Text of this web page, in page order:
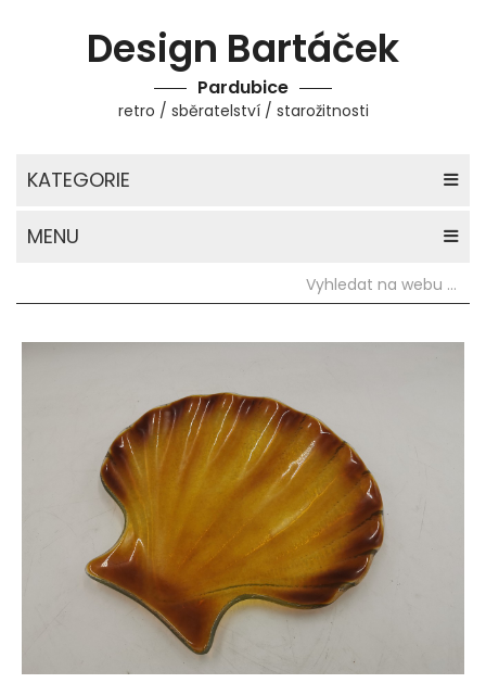
Design Bartáček
Pardubice
retro / sběratelství / starožitnosti
KATEGORIE
MENU